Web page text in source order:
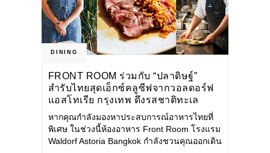
DINING
FRONT ROOM ร่วมกับ “ปลาดิษฐ์”
สำรับไทยสุดเอ็กซ์คลูซีฟจากวอลดอร์ฟ
แอสโทเรีย กรุงเทพ ดึงรสชาติทะเล
ตะวันออกสู่ประสบการณ์ไฟน์ไดนิ่ง
ระดับมิชลิน
หากคุณกำลังมองหาประสบการณ์อาหารไทยที่
พิเศษ ในช่วงนี้ห้องอาหาร Front Room โรงแรม
Waldorf Astoria Bangkok กำลังชวนคุณออกเดิน